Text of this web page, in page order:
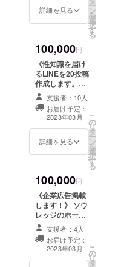
③3年後にメール
での #わたした
若者の行動変容
に関する活動報
告
メールでの活動
報告 ③3年後に
メールでの #わ
避妊薬 を行った
結果の若者の行
動変容に関する
活動報告
談したら、お金
妊娠でシングル
マザーになった
女の子から聞い
たことがありま
す。 これから同
じ状況にいる子
たちに「そんな
ことないよ、あ
なたに健康でい
てほしいと思っ
ている人はいる
よ。」と、伝え
す。ありがとう
ございます。 リ
ターン内容 ①1
年後メールでの
#わたしたちの緊
急避妊薬 に関す
る活動報告(処方
人数や連携団体
からの報告など)
②毎月1~2回の
詳細を見る ー
ン
を
選
択
す
る
100,000円
《性知識を届け
るLINEを20投稿
作成します。》
緊急避妊薬を繰
り返し飲んでし
まう子たちに、
今いる環境から
抜け出したいけ
ど知識や勇気が
識や福祉を届け
ます。1度薬を処
方するだけでは
なく、知識と福
祉を届け、本当
に必要な支援を
することができ
ます。ありがと
うございます。
支援者：10人
お届け予定：
2023年03月
詳細を見る
こ
の
リ
タ
ー
ン
を
選
択
す
る
100,000円
《企業広告掲載
します！》 ソウ
レッジのホーム
ページに企業名
を掲載します。
また、ソウレッ
ジの活動報告お
よび性知識をま
支援者：4人
お届け予定：
2023年03月
こ
の
リ
タ